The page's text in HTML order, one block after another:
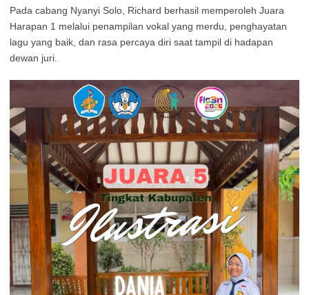
Pada cabang Nyanyi Solo, Richard berhasil memperoleh Juara
Harapan 1 melalui penampilan vokal yang merdu, penghayatan
lagu yang baik, dan rasa percaya diri saat tampil di hadapan
dewan juri.